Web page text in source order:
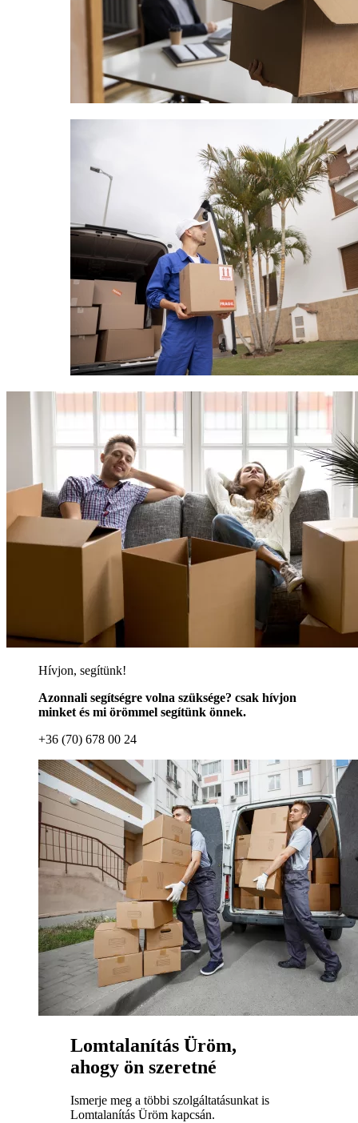
Hívjon, segítünk!
Azonnali segítségre volna szüksége? csak hívjon
minket és mi örömmel segítünk önnek.
+36 (70) 678 00 24
Lomtalanítás Üröm,
ahogy ön szeretné
Ismerje meg a többi szolgáltatásunkat is
Lomtalanítás Üröm kapcsán.